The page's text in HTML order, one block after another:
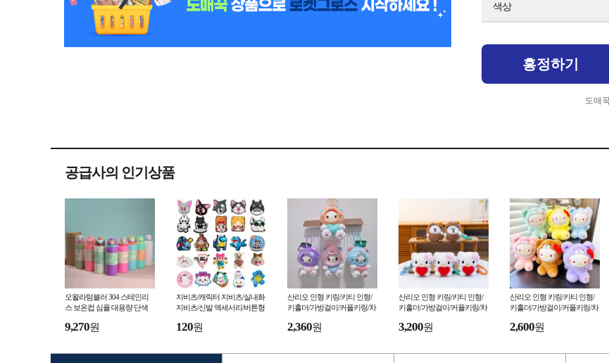
색상
흥정하기
도매
공급사의 인기상품
오왈라텀블러 304 스테인리
스 보온컵 심플 대용량 단색
포츠 183
9,270원
지비츠/캐릭터 지비츠/실내화
지비츠/신발 액세서리/버튼형
120원
산리오 인형 키링/키티 인형/
키홀더/가방걸이/커플키링/차
4
2,360원
산리오 인형 키링/키티 인형/
키홀더/가방걸이/커플키링/차
3
3,200원
산리오 인형 키링/키티 인형/
키홀더/가방걸이/커플키링/차
1
2,600원